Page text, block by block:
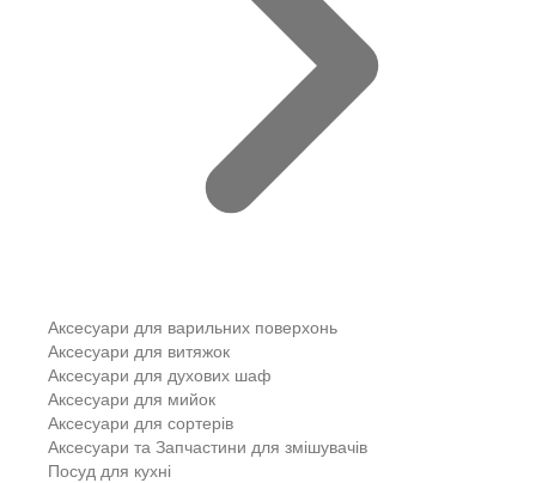
Аксесуари для варильних поверхонь
Аксесуари для витяжок
Аксесуари для духових шаф
Аксесуари для мийок
Аксесуари для сортерів
Аксесуари та Запчастини для змішувачів
Посуд для кухні